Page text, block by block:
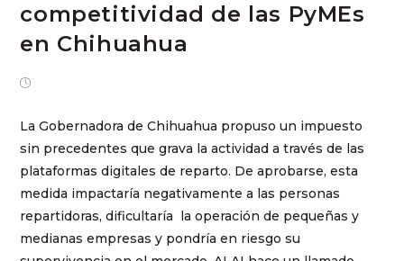
competitividad de las PyMEs
en Chihuahua
La Gobernadora de Chihuahua propuso un impuesto
sin precedentes que grava la actividad a través de las
plataformas digitales de reparto. De aprobarse, esta
medida impactaría negativamente a las personas
repartidoras, dificultaría la operación de pequeñas y
medianas empresas y pondría en riesgo su